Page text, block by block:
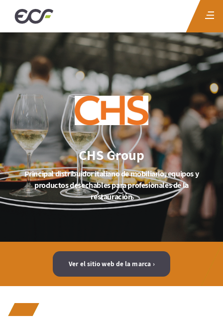
CHS Group
Principal distribuidor italiano de mobiliario, equipos y
productos desechables para profesionales de la
restauración
Ver el sitio web de la marca